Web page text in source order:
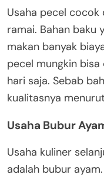
Usaha pecel cocok
ramai. Bahan baku
makan banyak
pecel mungkin
hari saja. Sebab
kualitasnya
Usaha Bubur
Usaha kuliner
adalah bubur